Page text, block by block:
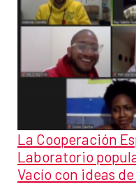
La Cooperación
Laboratorio
Vacío con ideas de